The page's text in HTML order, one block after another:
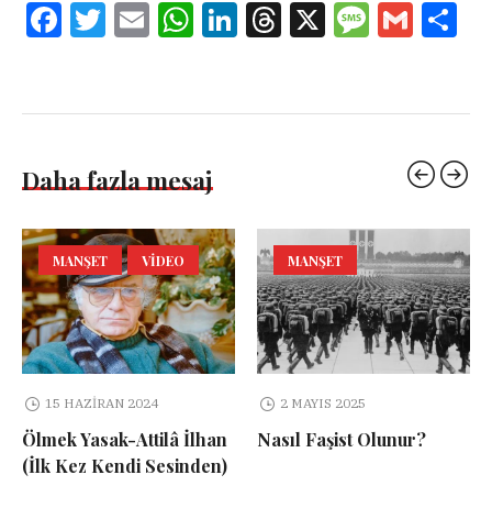
FacebookTwitterEmail WhatsAppLinkedInThreads
X Message
Gmail
Daha fazla mesaj
MANŞET VIDEO
15 HAZIRAN 2024
Ölmek Yasak-Attilâ İlhan
(İlk Kez Kendi Sesinden)
MANŞET
2 MAYIS 2025
Nasıl Faşist Olunur?